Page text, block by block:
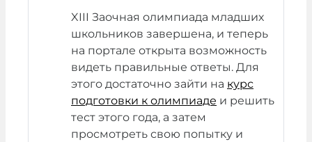
XIII Заочная олимпиада младших
школьников завершена, и теперь
на портале открыта возможность
видеть правильные ответы. Для
этого достаточно зайти на курс
подготовки к олимпиаде и решить
тест этого года, а затем
просмотреть свою попытку и